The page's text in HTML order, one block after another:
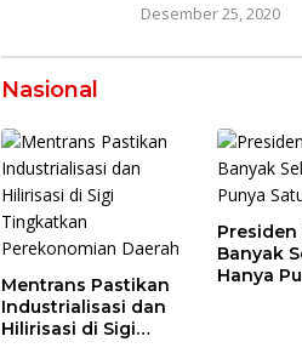
Desember 25, 2020
Nasional
Mentrans Pastikan
Industrialisasi dan
Hilirisasi di Sigi
Banyak
Hanya